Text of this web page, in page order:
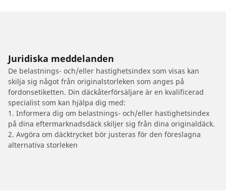
Juridiska meddelanden
De belastnings- och/eller hastighetsindex som visas kan
skilja sig något från originalstorleken som anges på
fordonsetiketten. Din däckåterförsäljare är en kvalificerad
specialist som kan hjälpa dig med:
1. Informera dig om belastnings- och/eller hastighetsindex
på dina eftermarknadsdäck skiljer sig från dina originaldäck.
2. Avgöra om däcktrycket bör justeras för den föreslagna
alternativa storleken